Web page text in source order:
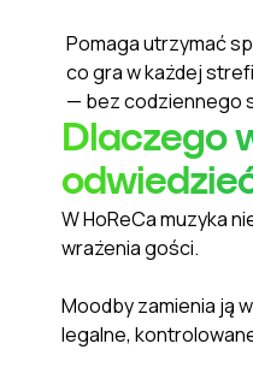
Pomaga utrzymać
co gra w każdej
— bez codziennego
Dlaczego
W HoReCa muzyka
wrażenia gości.
Moodby zamienia ją
legalne,